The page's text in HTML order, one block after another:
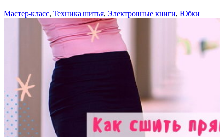
Мастер-класс, Техника шитья, Электронные книги, Юбки